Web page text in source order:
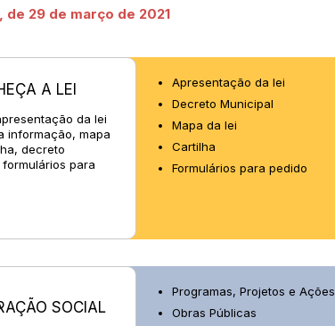
de 29 de março de 2021
A LEI
da lei
informação, mapa
decreto
para
Apresentação da lei
Decreto Municipal
Mapa da lei
Cartilha
Formulários para pedido
SOCIAL
Programas, Projetos e Ações
Obras Públicas